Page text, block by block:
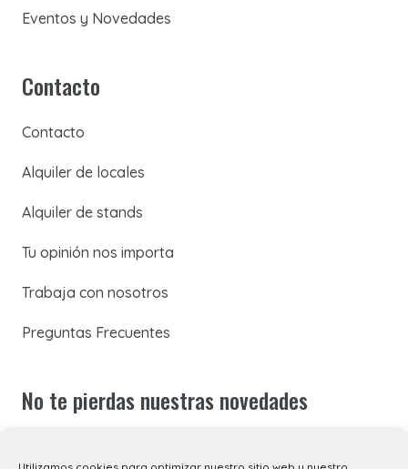
Eventos y Novedades
Contacto
Contacto
Alquiler de locales
Alquiler de stands
Tu opinión nos importa
Trabaja con nosotros
Preguntas Frecuentes
No te pierdas nuestras novedades